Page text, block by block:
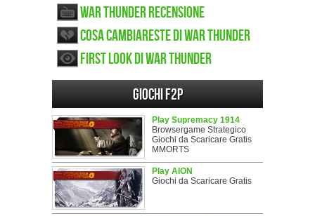
War Thunder recensione
Cosa cambiareste di War Thunder
First look di War Thunder
Giochi F2P
Play Supremacy 1914
Browsergame Strategico
Giochi da Scaricare Gratis
MMORTS
Play AION
Giochi da Scaricare Gratis